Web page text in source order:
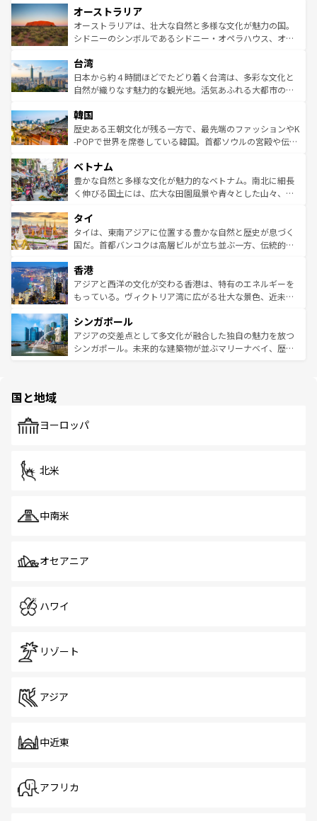
部のニューオーリンズでは、音楽と美食が融合した独特の
文化が魅力。旅行者はアメリカの各地域で異なる魅力を楽
しみながら、その多様性と豊かな歴史を感じることができ
ならではの贅沢な旅のスタイルだ。 なお、新着のアメリカ
情報はコンテンツ一覧を参照してほしい。
ワイ島は見逃せない。また、定番の観光地といえばオアフ
島だが、静かな自然を求めるならマウイ島やカウアイ島が
おすすめ。エメラルドグリーンに輝く海をはじめ、豊かな
れるおもてなしの心で訪れる人々を迎えてくれるハワイの
人々、おいしいローカルフードやハワイアンミュージッ
ク、伝統的なフラダンスなど、すべてがハワイの魅力を彩
ワイを、存分に味わってほしい。 なお、新着のハワイ情報
はコンテンツ一覧を参照してほしい。
オーストラリア
オーストラリアは、壮大な自然と多様な文化が魅力の国。
シドニーのシンボルであるシドニー・オペラハウス、オー
リアリーフや大陸中央部にそびえるウルル（エアーズロッ
ク）、タスマニアの美しい原生林やケアンズの熱帯雨林な
ど、見どころがたくさん。また、カフェやワイン、オージ
いる。アクティビティも充実しており、サーフィンやダイ
ビング、ハイキングなど、アウトドア好きにはたまらな
い。オーストラリアの多彩な魅力を存分に味わいつくそ
参照してほしい。
台湾
日本から約４時間ほどでたどり着く台湾は、多彩な文化と
自然が織りなす魅力的な観光地。活気あふれる大都市の台
ン）、静ひつな山岳地帯である台湾東部など、都市の喧騒
と山間の静けさが共存しており、訪れる人に新しい発見と
驚きをもたらしてくれる。また、奥深い台湾の食文化も魅
容にもいいと評判のスイーツなど、バラエティ豊かな料理
が味わえる。 なお、新着の台湾情報は コンテンツ一覧を参
照してほしい。
韓国
歴史ある王朝文化が残る一方で、最先端のファッションやK
-POPで世界を席巻している韓国。首都ソウルの宮殿や伝統
き、地方に足を延ばせば四季折々の自然美を楽しむことが
できる。そして、キムチや焼肉、絶品のストリートフード
まで、さまざまな韓国料理が待っている。夜には、韓国な
リティに包まれながら、韓国の多彩な魅力を心ゆくまで味
わってみてほしい。 なお、新着の韓国情報はコンテンツ一
覧を参照してほしい。
ベトナム
豊かな自然と多様な文化が魅力的なベトナム。南北に細長
く伸びる国土には、広大な田園風景や青々とした山々、世
急速な発展と共に伝統が息づく。ハノイの古い町並みやホ
ーチミン市のフランス統治時代の建物も、独特の雰囲気を
醸し出している。また、バラエティの豊かさとおいしさで
とつ。フォーやバインミー、ベトナムコーヒーなどは、ぜ
ひ現地で味わいたい。どの地域を訪れてもあたたかい人々
が旅行者を迎えてくれるので、きっと忘れられない旅にな
参照してほしい。
タイ
タイは、東南アジアに位置する豊かな自然と歴史が息づく
国だ。首都バンコクは高層ビルが立ち並ぶ一方、伝統的な
の活気が交差している。北部ではチェンマイなどの山岳地
帯で自然と触れ合い、南部ではプーケットやクラビの美し
いビーチでリゾート気分を楽しむことができる。タイ料理
激する。気候は一年中温暖で、どの季節にも異なる楽しみ
が待っている。親しみやすいタイの人々、仏教を中心とし
た文化、そして多様な観光資源が、訪れる旅人を魅了し続
香港
アジアと西洋の文化が交わる香港は、特有のエネルギーを
もっている。ヴィクトリア湾に広がる壮大な景色、近未来
み、どこを訪れても感動するはず。観光スポットが密集し
ており、効率よく見どころを回れるのも魅力。息をのむよ
うな絶景から文化的な体験まで、香港を存分に楽しみ尽く
シンガポール
アジアの交差点として多文化が融合した独自の魅力を放つ
シンガポール。未来的な建築物が並ぶマリーナベイ、歴史
で、ホーカーズは地元の風情を楽しめる外せないスポット
国と地域
ヨーロッパ
北米
中南米
オセアニア
ハワイ
リゾート
アジア
中近東
アフリカ